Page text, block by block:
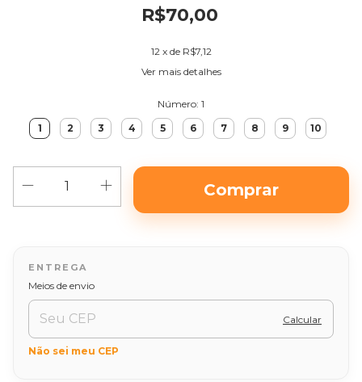
R$70,00
12 x de R$7,12
Ver mais detalhes
Número: 1
1
2 3 4 5 6 7 8 9 10
Entregas para o CEP:
Meios de envio
Calcular
Não sei meu CEP